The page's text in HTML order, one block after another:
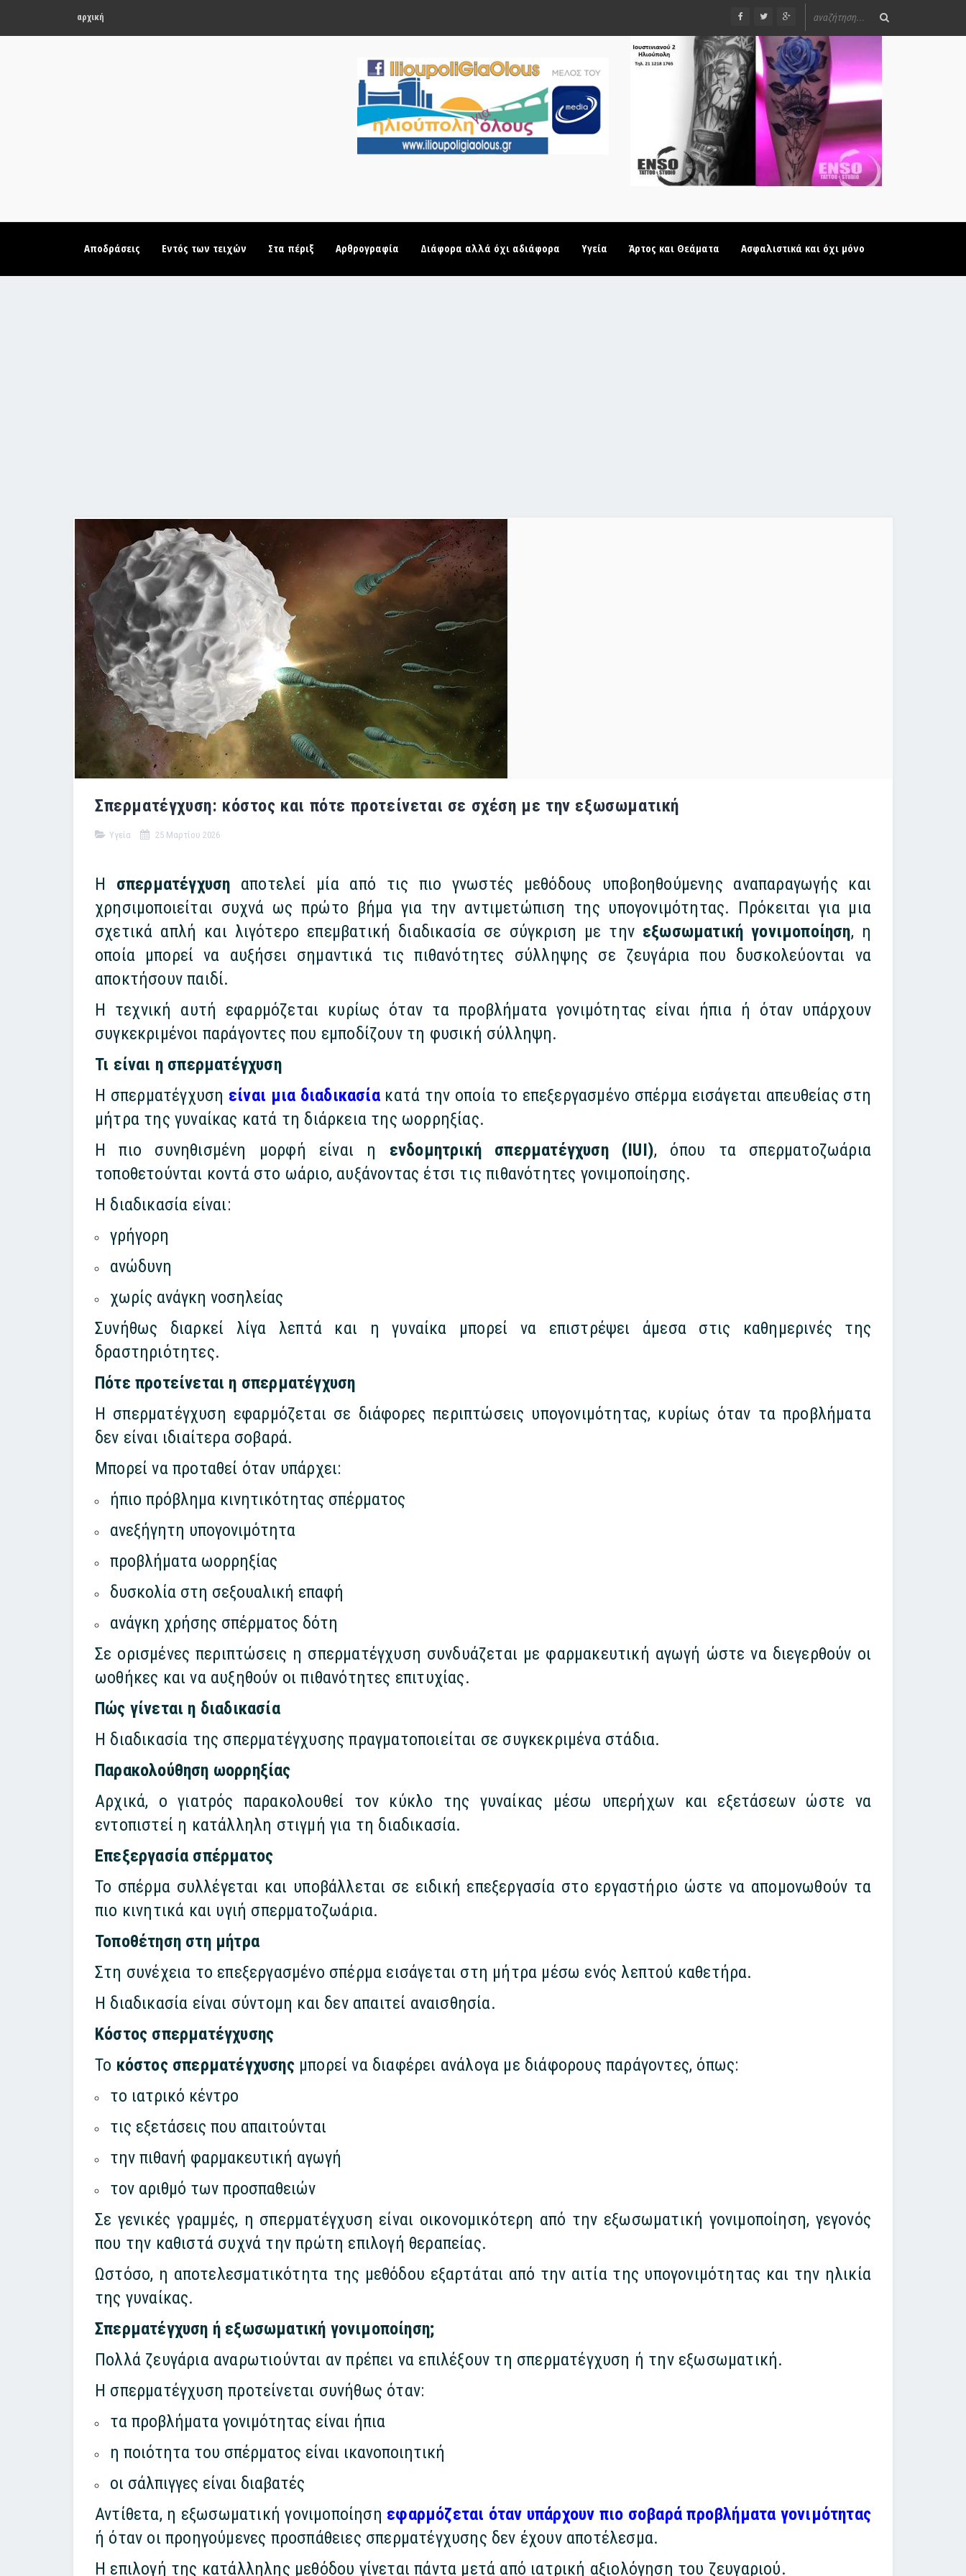
αρχική
Αποδράσεις Εντός των τειχών Στα πέριξ Αρθρογραφία Διάφορα αλλά όχι αδιάφορα Υγεία Άρτος και Θεάματα Ασφαλιστικά και όχι μόνο
Σπερματέγχυση: κόστος και πότε προτείνεται σε σχέση με την εξωσωματική
Υγεία 25 Μαρτίου 2026
Η σπερματέγχυση αποτελεί μία από τις πιο γνωστές μεθόδους υποβοηθούμενης αναπαραγωγής και
χρησιμοποιείται συχνά ως πρώτο βήμα για την αντιμετώπιση της υπογονιμότητας. Πρόκειται για μια
σχετικά απλή και λιγότερο επεμβατική διαδικασία σε σύγκριση με την εξωσωματική γονιμοποίηση, η
οποία μπορεί να αυξήσει σημαντικά τις πιθανότητες σύλληψης σε ζευγάρια που δυσκολεύονται να
αποκτήσουν παιδί.
Η τεχνική αυτή εφαρμόζεται κυρίως όταν τα προβλήματα γονιμότητας είναι ήπια ή όταν υπάρχουν
συγκεκριμένοι παράγοντες που εμποδίζουν τη φυσική σύλληψη.
Τι είναι η σπερματέγχυση
Η σπερματέγχυση είναι μια διαδικασίακατά την οποία το επεξεργασμένο σπέρμα εισάγεται απευθείας στη
μήτρα της γυναίκας κατά τη διάρκεια της ωορρηξίας.
Η πιο συνηθισμένη μορφή είναι η ενδομητρική σπερματέγχυση (IUI), όπου τα σπερματοζωάρια
τοποθετούνται κοντά στο ωάριο, αυξάνοντας έτσι τις πιθανότητες γονιμοποίησης.
Η διαδικασία είναι:
γρήγορη
ανώδυνη
χωρίς ανάγκη νοσηλείας
Συνήθως διαρκεί λίγα λεπτά και η γυναίκα μπορεί να επιστρέψει άμεσα στις καθημερινές της
δραστηριότητες.
Πότε προτείνεται η σπερματέγχυση
Η σπερματέγχυση εφαρμόζεται σε διάφορες περιπτώσεις υπογονιμότητας, κυρίως όταν τα προβλήματα
δεν είναι ιδιαίτερα σοβαρά.
Μπορεί να προταθεί όταν υπάρχει:
ήπιο πρόβλημα κινητικότητας σπέρματος
ανεξήγητη υπογονιμότητα
προβλήματα ωορρηξίας
δυσκολία στη σεξουαλική επαφή
ανάγκη χρήσης σπέρματος δότη
Σε ορισμένες περιπτώσεις η σπερματέγχυση συνδυάζεται με φαρμακευτική αγωγή ώστε να διεγερθούν οι
ωοθήκες και να αυξηθούν οι πιθανότητες επιτυχίας.
Πώς γίνεται η διαδικασία
Η διαδικασία της σπερματέγχυσης πραγματοποιείται σε συγκεκριμένα στάδια.
Παρακολούθηση ωορρηξίας
Αρχικά, ο γιατρός παρακολουθεί τον κύκλο της γυναίκας μέσω υπερήχων και εξετάσεων ώστε να
εντοπιστεί η κατάλληλη στιγμή για τη διαδικασία.
Επεξεργασία σπέρματος
Το σπέρμα συλλέγεται και υποβάλλεται σε ειδική επεξεργασία στο εργαστήριο ώστε να απομονωθούν τα
πιο κινητικά και υγιή σπερματοζωάρια.
Τοποθέτηση στη μήτρα
Στη συνέχεια το επεξεργασμένο σπέρμα εισάγεται στη μήτρα μέσω ενός λεπτού καθετήρα.
Η διαδικασία είναι σύντομη και δεν απαιτεί αναισθησία.
Κόστος σπερματέγχυσης
Το κόστος σπερματέγχυσηςμπορεί να διαφέρει ανάλογα με διάφορους παράγοντες, όπως:
το ιατρικό κέντρο
τις εξετάσεις που απαιτούνται
την πιθανή φαρμακευτική αγωγή
τον αριθμό των προσπαθειών
Σε γενικές γραμμές, η σπερματέγχυση είναι οικονομικότερη από την εξωσωματική γονιμοποίηση, γεγονός
που την καθιστά συχνά την πρώτη επιλογή θεραπείας.
Ωστόσο, η αποτελεσματικότητα της μεθόδου εξαρτάται από την αιτία της υπογονιμότητας και την ηλικία
της γυναίκας.
Σπερματέγχυση ή εξωσωματική γονιμοποίηση;
Πολλά ζευγάρια αναρωτιούνται αν πρέπει να επιλέξουν τη σπερματέγχυση ή την εξωσωματική.
Η σπερματέγχυση προτείνεται συνήθως όταν:
τα προβλήματα γονιμότητας είναι ήπια
η ποιότητα του σπέρματος είναι ικανοποιητική
οι σάλπιγγες είναι διαβατές
Αντίθετα, η εξωσωματική γονιμοποίηση εφαρμόζεται όταν υπάρχουν πιο σοβαρά προβλήματα γονιμότητας
ή όταν οι προηγούμενες προσπάθειες σπερματέγχυσης δεν έχουν αποτέλεσμα.
Η επιλογή της κατάλληλης μεθόδου γίνεται πάντα μετά από ιατρική αξιολόγηση του ζευγαριού.